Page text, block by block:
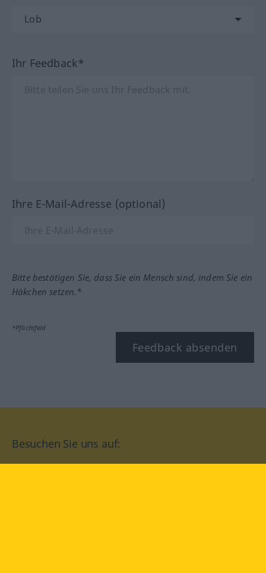
Ihr Feedback*
Ihre E-Mail-Adresse (optional)
Bitte bestätigen Sie, dass Sie ein Mensch sind, indem Sie ein
Häkchen setzen.*
*Pflichtfeld
Feedback absenden
Besuchen Sie uns auf: